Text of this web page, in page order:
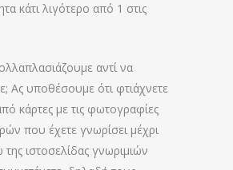
κάτι λιγότερο από 1 στις
αντί να
Ας υποθέσουμε ότι φτιάχνετε
κάρτες με τις φωτογραφίες
που έχετε γνωρίσει μέχρι
ιστοσελίδας γνωριμιών